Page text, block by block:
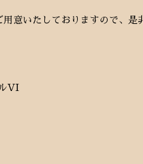
意いたしておりますので、是
VI